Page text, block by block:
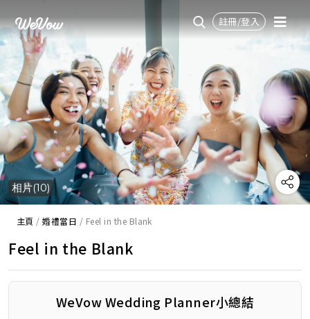
註冊/登入
相片(10)
主頁 /婚禮當日 / Feel in the Blank
Feel in the Blank
WeVow Wedding Planner小總結